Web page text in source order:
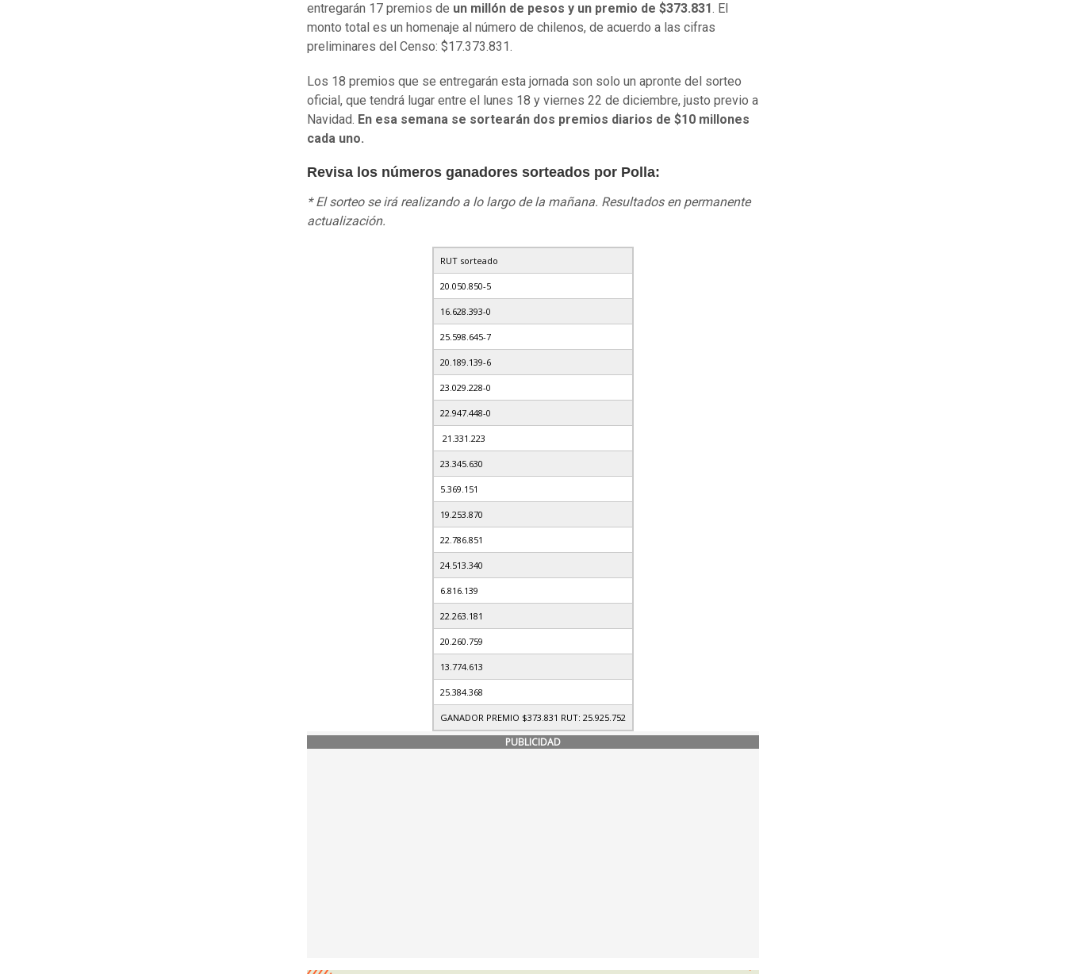
entregarán 17 premios de un millón de pesos y un premio de $373.831. El
monto total es un homenaje al número de chilenos, de acuerdo a las cifras
preliminares del Censo: $17.373.831.
Los 18 premios que se entregarán esta jornada son solo un apronte del sorteo
oficial, que tendrá lugar entre el lunes 18 y viernes 22 de diciembre, justo previo a
Navidad. En esa semana se sortearán dos premios diarios de $10 millones
cada uno.
Revisa los números ganadores sorteados por Polla:
* El sorteo se irá realizando a lo largo de la mañana. Resultados en permanente
actualización.
RUT sorteado
20.050.850-5
16.628.393-0
25.598.645-7
20.189.139-6
23.029.228-0
22.947.448-0
21.331.223
23.345.630
5.369.151
19.253.870
22.786.851
24.513.340
6.816.139
22.263.181
20.260.759
13.774.613
25.384.368
GANADOR PREMIO $373.831 RUT: 25.925.752
PUBLICIDAD